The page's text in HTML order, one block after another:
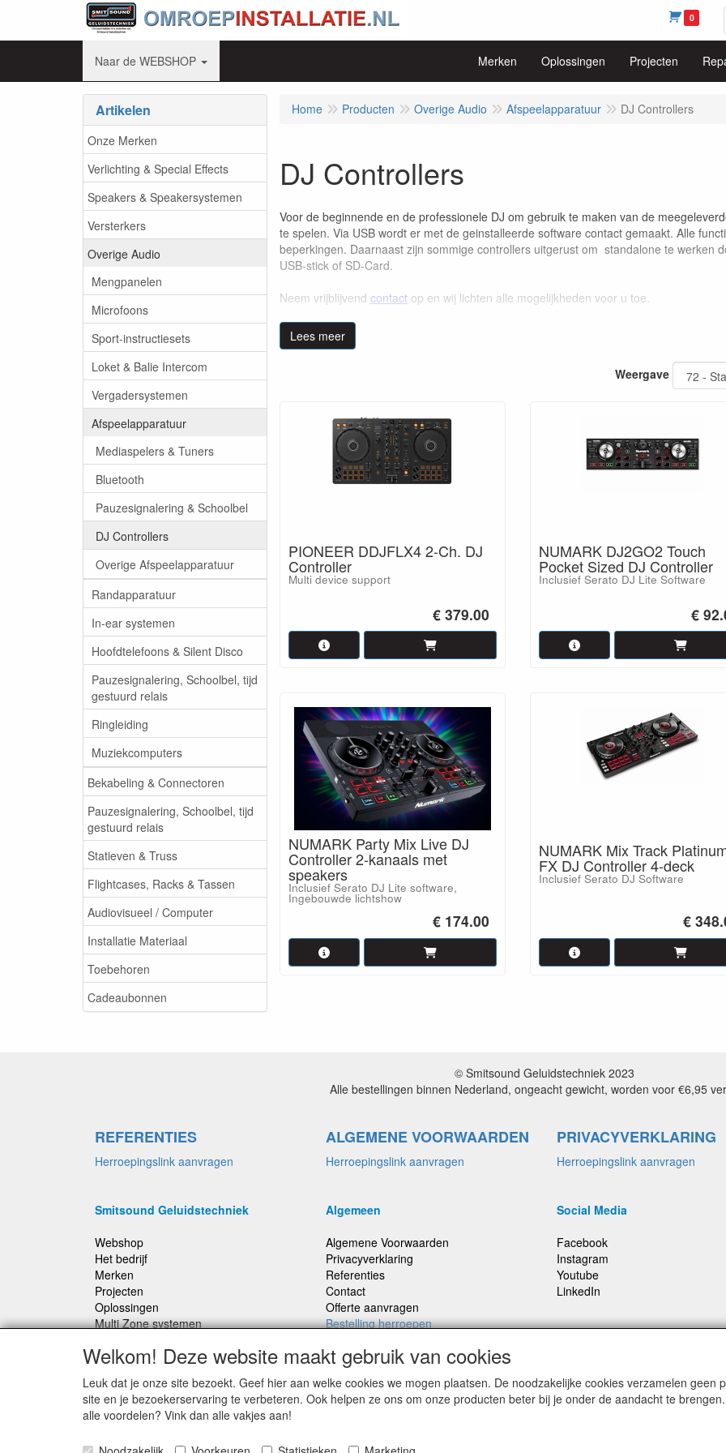
0
Naar de WEBSHOP Merken Oplossingen Projecten
Artikelen
Onze Merken
Verlichting & Special Effects
Speakers & Speakersystemen
Versterkers
Overige Audio
Mengpanelen
Microfoons
Sport-instructiesets
Loket & Balie Intercom
Vergadersystemen
Afspeelapparatuur
Mediaspelers & Tuners
Bluetooth
Pauzesignalering & Schoolbel
DJ Controllers
Overige Afspeelapparatuur
Randapparatuur
In-ear systemen
Hoofdtelefoons & Silent Disco
Pauzesignalering, Schoolbel, tijd
gestuurd relais
Ringleiding
Muziekcomputers
Bekabeling & Connectoren
Pauzesignalering, Schoolbel, tijd
gestuurd relais
Statieven & Truss
Flightcases, Racks & Tassen
Audiovisueel / Computer
Installatie Materiaal
Toebehoren
Cadeaubonnen
Home Producten Overige Audio Afspeelapparatuur DJ Controllers
DJ Controllers
Voor de beginnende en de professionele DJ om gebruik te maken van de
te spelen. Via USB wordt er met de geinstalleerde software contact gemaakt. Alle
beperkingen. Daarnaast zijn sommige controllers uitgerust om standalone te werken
USB-stick of SD-Card.
Neem vrijblijvend contact op en wij lichten alle mogelijkheden voor u toe.
Lees meer
Weergave
PIONEER DDJFLX4 2-Ch. DJ
Controller
Multi device support
€ 379.00
NUMARK DJ2GO2 Touch
Pocket Sized DJ Controller
Inclusief Serato DJ Lite Software
€
NUMARK Party Mix Live DJ
Controller 2-kanaals met
speakers
Inclusief Serato DJ Lite software,
Ingebouwde lichtshow
€ 174.00
NUMARK Mix Track
FX DJ Controller 4-deck
Inclusief Serato DJ Software
€
© Smitsound Geluidstechniek 2023
Alle bestellingen binnen Nederland, ongeacht gewicht, worden voor €6,95
REFERENTIES
Herroepingslink aanvragen
ALGEMENE VOORWAARDEN
Herroepingslink aanvragen
PRIVACYVERKLARING
Herroepingslink aanvragen
Smitsound Geluidstechniek
Webshop
Het bedrijf
Merken
Projecten
Oplossingen
Multi Zone systemen
Onderhoud en Reparaties
Algemeen
Algemene Voorwaarden
Privacyverklaring
Referenties
Contact
Offerte aanvragen
Bestelling herroepen
Social Media
Facebook
Instagram
Youtube
LinkedIn
Bestellingen binnen Nederland, ongeacht gewicht,
verstuurd voor € 6,95
Prijzen inclusief 21% BTW, tenzij anders vermeldt
Welkom! Deze website maakt gebruik van cookies
Leuk dat je onze site bezoekt. Geef hier aan welke cookies we mogen plaatsen. De noodzakelijke cookies verzamelen
site en je bezoekerservaring te verbeteren. Ook helpen ze ons om onze producten beter bij je onder de aandacht te
alle voordelen? Vink dan alle vakjes aan!